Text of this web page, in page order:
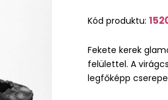
Kód produktu:
Fekete kerek
felülettel. A
legfőképp